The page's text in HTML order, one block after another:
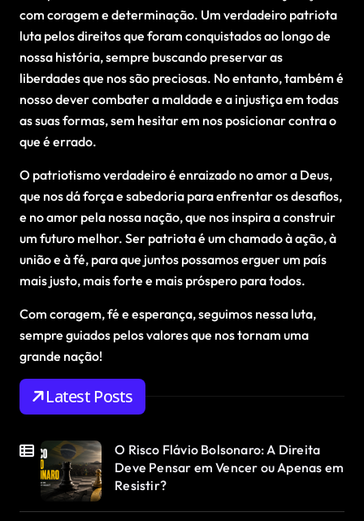
com coragem e determinação. Um verdadeiro patriota
luta pelos direitos que foram conquistados ao longo de
nossa história, sempre buscando preservar as
liberdades que nos são preciosas. No entanto, também é
nosso dever combater a maldade e a injustiça em todas
as suas formas, sem hesitar em nos posicionar contra o
que é errado.
O patriotismo verdadeiro é enraizado no amor a Deus,
que nos dá força e sabedoria para enfrentar os desafios,
e no amor pela nossa nação, que nos inspira a construir
um futuro melhor. Ser patriota é um chamado à ação, à
união e à fé, para que juntos possamos erguer um país
mais justo, mais forte e mais próspero para todos.
Com coragem, fé e esperança, seguimos nessa luta,
sempre guiados pelos valores que nos tornam uma
grande nação!
Latest Posts
O Risco Flávio Bolsonaro: A Direita
Deve Pensar em Vencer ou Apenas em
Resistir?